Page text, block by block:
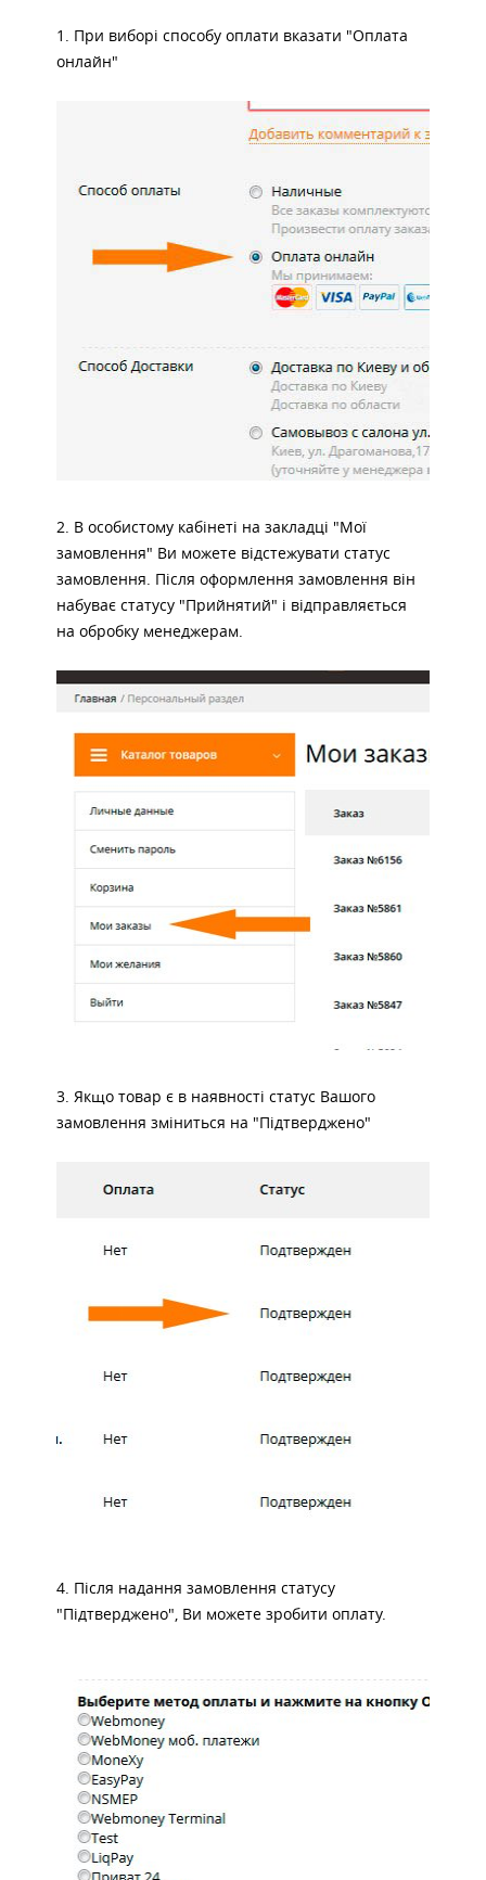
1. При виборі способу оплати вказати "Оплата
онлайн"
2. В особистому кабінеті на закладці "Мої
замовлення" Ви можете відстежувати статус
замовлення. Після оформлення замовлення він
набуває статусу "Прийнятий" і відправляється
на обробку менеджерам.
3. Якщо товар є в наявності статус Вашого
замовлення зміниться на "Підтверджено"
4. Після надання замовлення статусу
"Підтверджено", Ви можете зробити оплату.